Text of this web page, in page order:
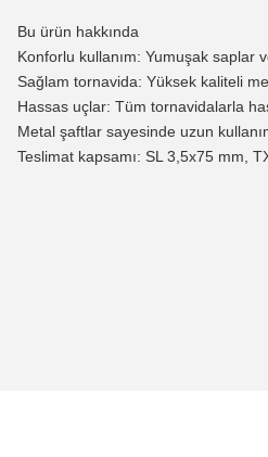
Bu ürün hakkında
Konforlu kullanım: Yumuşak saplar
Sağlam tornavida: Yüksek kaliteli
Hassas uçlar: Tüm tornavidalarla
Metal şaftlar sayesinde uzun
Teslimat kapsamı: SL 3,5x75 mm,